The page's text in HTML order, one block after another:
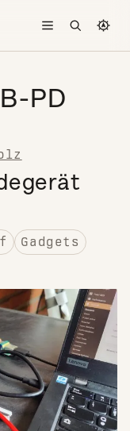
Toggle menu
Open
PD
Gadgets